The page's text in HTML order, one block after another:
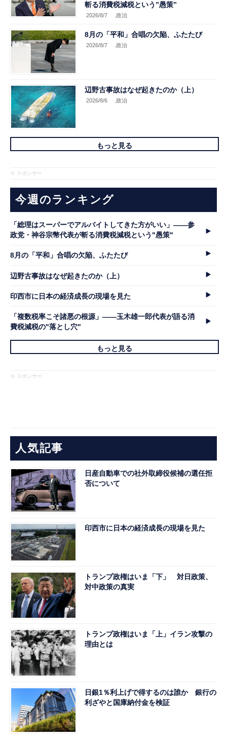
斬る消費税減税という”愚策”
2026/8/7 .政治
8月の「平和」合唱の欠陥、ふたたび
2026/8/7 .政治
辺野古事故はなぜ起きたのか（上）
2026/8/6 .政治
もっと見る
※ スポンサー
今週のランキング
「総理はスーパーでアルバイトしてきた方がいい」――参
政党・神谷宗幣代表が斬る消費税減税という"愚策"
8月の「平和」合唱の欠陥、ふたたび
辺野古事故はなぜ起きたのか（上）
印西市に日本の経済成長の現場を見た
「複数税率こそ諸悪の根源」――玉木雄一郎代表が語る消
費税減税の"落とし穴"
もっと見る
※ スポンサー
人気記事
日産自動車での社外取締役候補の選任拒
否について
印西市に日本の経済成長の現場を見た
トランプ政権はいま「下」 対日政策、
対中政策の真実
トランプ政権はいま「上」イラン攻撃の
理由とは
日銀1％利上げで得するのは誰か 銀行の
利ざやと国庫納付金を検証